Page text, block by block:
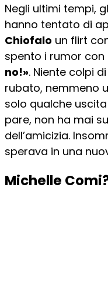
Negli ultimi tempi,
hanno tentato di
Chiofalo un flirt
spento i rumor con
no!». Niente colpi
rubato, nemmeno
solo qualche
pare, non ha mai
dell’amicizia.
sperava in una
Michelle